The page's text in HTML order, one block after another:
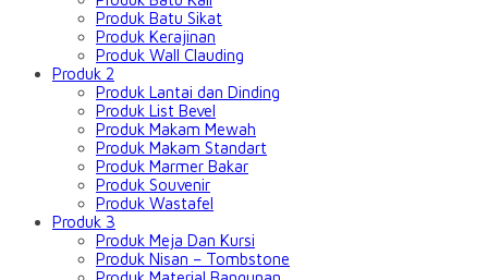
Produk Batu Sikat
Produk Kerajinan
Produk Wall Clauding
Produk 2
Produk Lantai dan Dinding
Produk List Bevel
Produk Makam Mewah
Produk Makam Standart
Produk Marmer Bakar
Produk Souvenir
Produk Wastafel
Produk 3
Produk Meja Dan Kursi
Produk Nisan – Tombstone